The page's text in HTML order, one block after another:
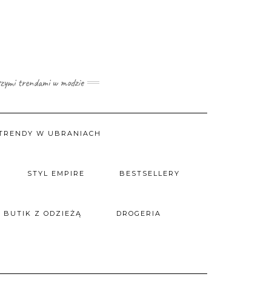
trendami w modzie
W UBRANIACH
STYL EMPIRE BESTSELLERY
BUTIK Z ODZIEŻĄ DROGERIA